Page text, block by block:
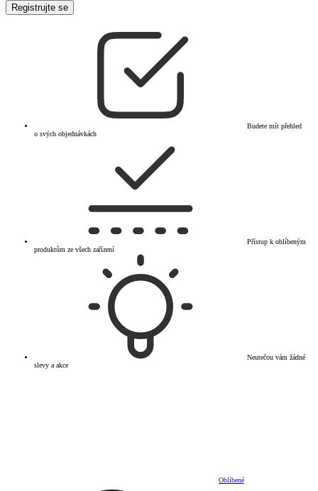
Registrujte se
Budete mít přehled
o svých objednávkách
Přístup k oblíbeným
produktům ze všech zařízení
Neutečou vám žádné
slevy a akce
Oblíbené